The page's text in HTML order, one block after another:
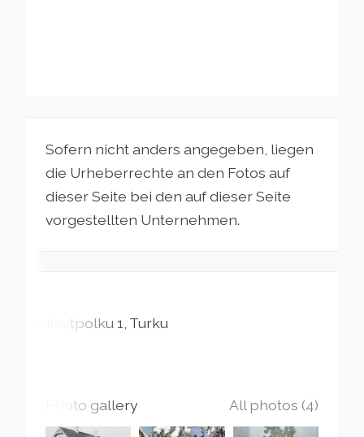
Sofern nicht anders angegeben, liegen
die Urheberrechte an den Fotos auf
dieser Seite bei den auf dieser Seite
vorgestellten Unternehmen.
Neitsytpolku1 Turku
Photo gallery All photos (4)